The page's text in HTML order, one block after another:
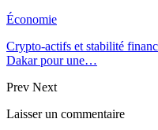
Économie
Crypto-actifs et stabilité
Dakar pour une…
Prev Next
Laisser un commentaire